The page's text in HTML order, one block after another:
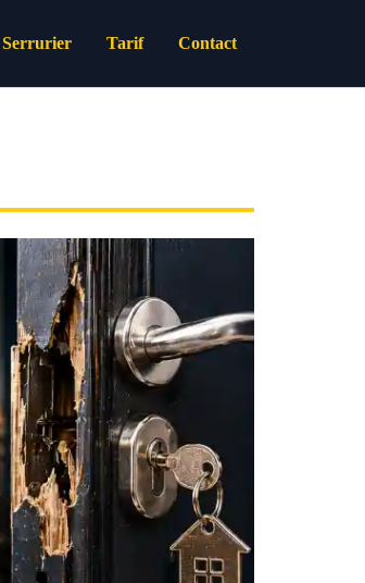
Serrurier Tarif Contact